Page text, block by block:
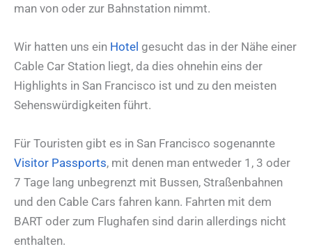
man von oder zur Bahnstation nimmt.
Wir hatten uns ein Hotel gesucht das in der Nähe einer
Cable Car Station liegt, da dies ohnehin eins der
Highlights in San Francisco ist und zu den meisten
Sehenswürdigkeiten führt.
Für Touristen gibt es in San Francisco sogenannte
Visitor Passports, mit denen man entweder 1, 3 oder
7 Tage lang unbegrenzt mit Bussen, Straßenbahnen
und den Cable Cars fahren kann. Fahrten mit dem
BART oder zum Flughafen sind darin allerdings nicht
enthalten.